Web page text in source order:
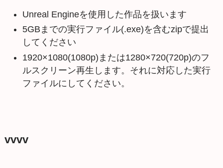
Unreal Engineを使用した作品を扱います
5GBまでの実行ファイル(.exe)を含むzipで提出
してください
1920×1080(1080p)または1280×720(720p)のフ
ルスクリーン再生します。それに対応した実行
ファイルにしてください。
vvvv